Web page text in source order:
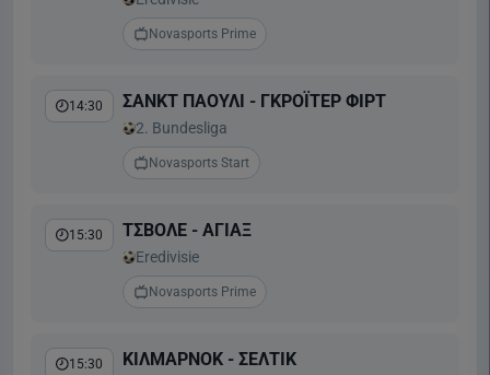
Novasports Prime
14:30 ΣΑΝΚΤ ΠΑΟΥΛΙ - ΓΚΡΟΪΤΕΡ ΦΙΡΤ
2. Bundesliga
Novasports Start
15:30 ΤΣΒΟΛΕ - ΑΓΙΑΞ
Eredivisie
Novasports Prime
15:30 ΚΙΛΜΑΡΝΟΚ - ΣΕΛΤΙΚ